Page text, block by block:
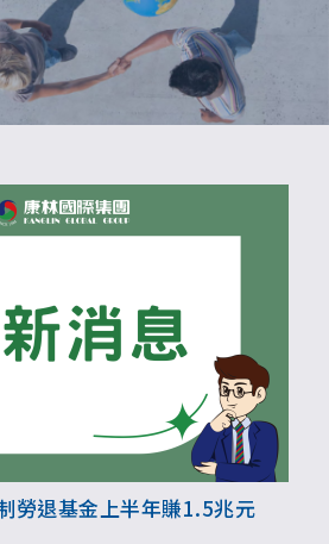
勞退基金上半年賺1.5兆元